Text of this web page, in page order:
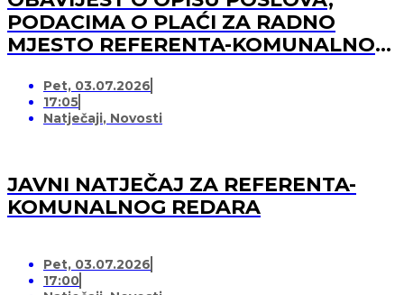
PODACIMA O PLAĆI ZA RADNO
MJESTO REFERENTA-KOMUNALNOG
Pet, 03.07.2026
17:05
Natječaji, Novosti
JAVNI NATJEČAJ ZA REFERENTA-
KOMUNALNOG REDARA
Pet, 03.07.2026
17:00